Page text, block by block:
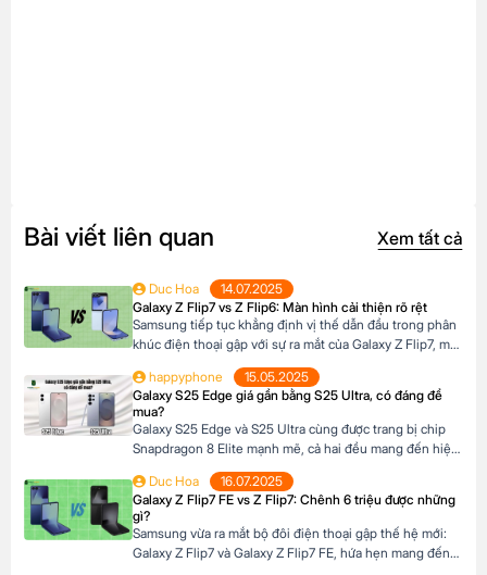
Bài viết liên quan Xem tất cả
Duc Hoa
14.07.2025
Galaxy Z Flip7 vs Z Flip6: Màn hình cải thiện rõ rệt
Samsung tiếp tục khẳng định vị thế dẫn đầu trong phân
khúc điện thoại gập với sự ra mắt của Galaxy Z Flip7, một
Z Flip6. Nhưng liệu những cải tiến trên Z Flip7 có thực
sự đáng để bạn nâng cấp? Hãy […]
happyphone
15.05.2025
Galaxy S25 Edge giá gần bằng S25 Ultra, có đáng để
mua?
Galaxy S25 Edge và S25 Ultra cùng được trang bị chip
Snapdragon 8 Elite mạnh mẽ, cả hai đều mang đến hiệu
Tuy nhiên, mỗi phiên bản lại có những điểm khác biệt
riêng về thiết kế, camera, màn hình và giá bán […]
Duc Hoa
16.07.2025
Galaxy Z Flip7 FE vs Z Flip7: Chênh 6 triệu được những
gì?
Samsung vừa ra mắt bộ đôi điện thoại gập thế hệ mới:
Galaxy Z Flip7 và Galaxy Z Flip7 FE, hứa hẹn mang đến